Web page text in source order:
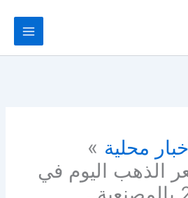
محلية
الذهب اليوم في